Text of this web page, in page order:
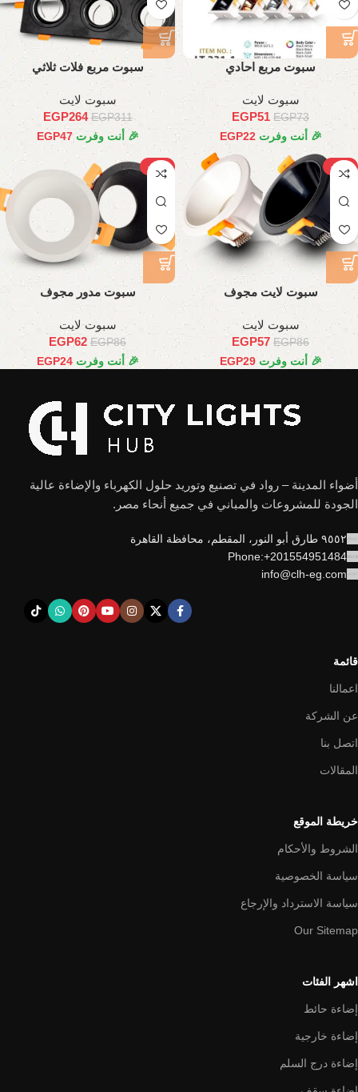
سبوت مربع احادي
سبوت لايت
EGP73
EGP51
🎉 أنت وفرت EGP22
سبوت مربع فلات ثلاثي
سبوت لايت
EGP311
EGP264
🎉 أنت وفرت EGP47
-34%
سبوت لايت مجوف
سبوت لايت
EGP86
EGP57
🎉 أنت وفرت EGP29
-28%
سبوت مدور مجوف
سبوت لايت
EGP86
EGP62
🎉 أنت وفرت EGP24
أضواء المدينة – رواد في تصنيع وتوريد حلول الكهرباء والإضاءة عالية
الجودة للمشروعات والمباني في جميع أنحاء مصر.
٩٥٥٢ طارق أبو النور، المقطم، محافظة القاهرة
Phone:+201554951484
info@clh-eg.com
قائمة
اعمالنا
عن الشركة
اتصل بنا
المقالات
خريطة الموقع
الشروط والأحكام
سياسة الخصوصية
سياسة الاسترداد والإرجاع
Our Sitemap
اشهر الفئات
إضاءة حائط
إضاءة خارجية
إضاءة درج السلم